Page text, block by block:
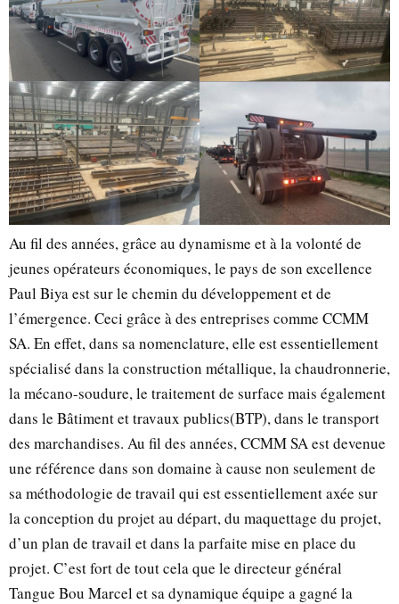
Au fil des années, grâce au dynamisme et à la volonté de
jeunes opérateurs économiques, le pays de son excellence
Paul Biya est sur le chemin du développement et de
l’émergence. Ceci grâce à des entreprises comme CCMM
SA. En effet, dans sa nomenclature, elle est essentiellement
spécialisé dans la construction métallique, la chaudronnerie,
la mécano-soudure, le traitement de surface mais également
dans le Bâtiment et travaux publics(BTP), dans le transport
des marchandises. Au fil des années, CCMM SA est devenue
une référence dans son domaine à cause non seulement de
sa méthodologie de travail qui est essentiellement axée sur
la conception du projet au départ, du maquettage du projet,
d’un plan de travail et dans la parfaite mise en place du
projet. C’est fort de tout cela que le directeur général
Tangue Bou Marcel et sa dynamique équipe a gagné la